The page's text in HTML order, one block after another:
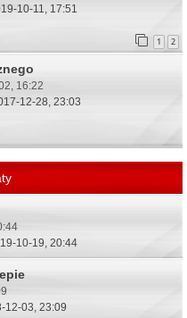
10-11, 17:51
1 2
16:22
12-28, 23:03
10-19, 20:44
12-03, 23:09